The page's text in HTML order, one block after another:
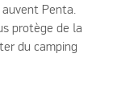
Penta.
protège de la
du camping